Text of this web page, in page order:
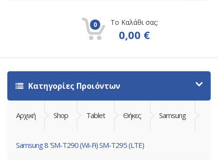
0 Το Καλάθι σας:
0,00 €
Κατηγορίες Προιόντων
Αρχική Shop Tablet Θήκες Samsung
Samsung 8 'SM-T290 (Wi-Fi) SM-T295 (LTE)